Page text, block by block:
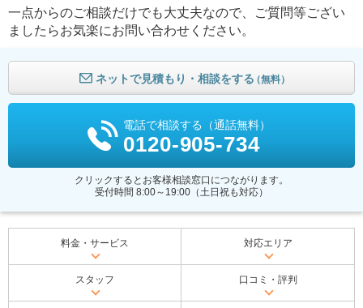
一点からのご相談だけでも大丈夫なので、ご質問等ござい
ましたらお気楽にお問い合わせください。
ネットで見積もり・相談をする（無料）
電話で相談する（通話無料）
0120-905-734
クリックするとお客様相談窓口につながります。
受付時間 8:00～19:00（土日祝も対応）
料金・サービス 対応エリア
スタッフ 口コミ・評判